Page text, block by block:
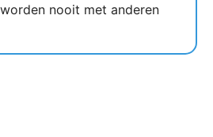
nooit met anderen